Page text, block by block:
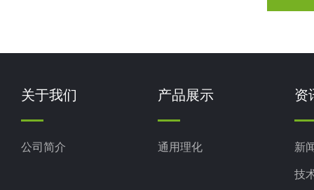
关于我们
公司简介
产品展示
通用理化
资
新
技